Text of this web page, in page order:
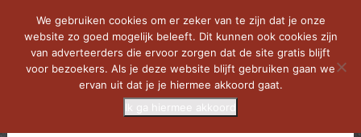
We gebruiken cookies om er zeker van te zijn dat je onze
website zo goed mogelijk beleeft. Dit kunnen ook cookies zijn
van adverteerders die ervoor zorgen dat de site gratis blijft
voor bezoekers. Als je deze website blijft gebruiken gaan we
ervan uit dat je je hiermee akkoord gaat.
Ik ga hiermee akkoord